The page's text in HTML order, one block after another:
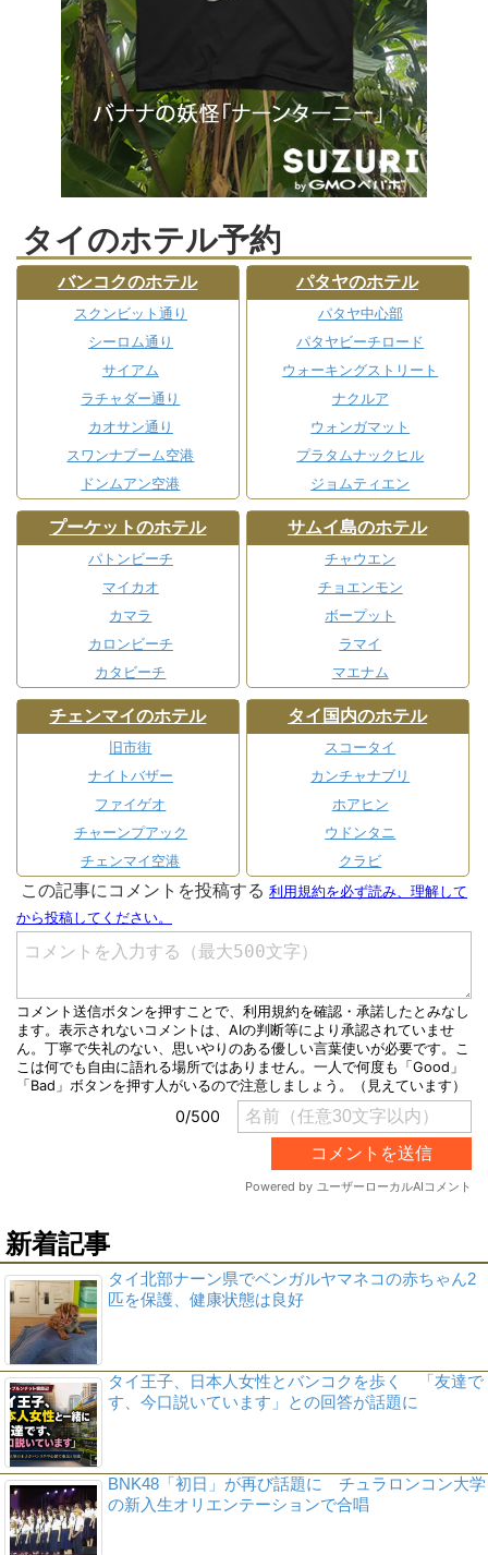
タイのホテル予約
バンコクのホテル
スクンビット通り
シーロム通り
サイアム
ラチャダー通り
カオサン通り
スワンナプーム空港
ドンムアン空港
パタヤのホテル
パタヤ中心部
パタヤビーチロード
ウォーキングストリート
ナクルア
ウォンガマット
プラタムナックヒル
ジョムティエン
プーケットのホテル
パトンビーチ
マイカオ
カマラ
カロンビーチ
カタビーチ
サムイ島のホテル
チャウエン
チョエンモン
ボープット
ラマイ
マエナム
チェンマイのホテル
旧市街
ナイトバザー
ファイゲオ
チャーンプアック
チェンマイ空港
タイ国内のホテル
スコータイ
カンチャナブリ
ホアヒン
ウドンタニ
クラビ
新着記事
タイ北部ナーン県でベンガルヤマネコの赤ちゃん2
匹を保護、健康状態は良好
タイ王子、日本人女性とバンコクを歩く 「友達で
す、今口説いています」との回答が話題に
BNK48「初日」が再び話題に チュラロンコン大学
の新入生オリエンテーションで合唱